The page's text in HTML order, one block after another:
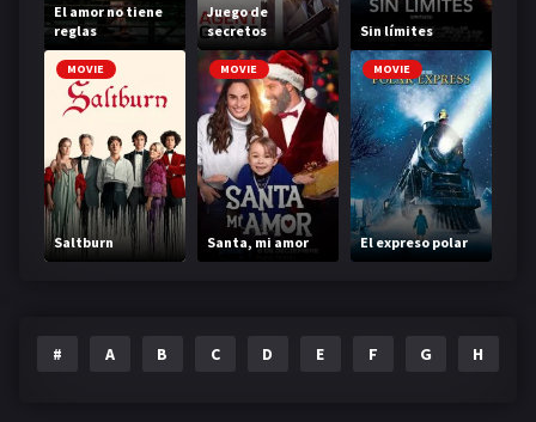
El amor no tiene
reglas
Juego de
secretos
Sin límites
MOVIE
Saltburn
MOVIE
Santa, mi amor
MOVIE
El expreso polar
# A B C D E F G H